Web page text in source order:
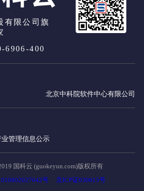
有限公司旗
6906-400
北京中科院软件中心有限公司
管理信息公示
国科云 (guokeyun.com)版权所有
号
京ICP证030615号